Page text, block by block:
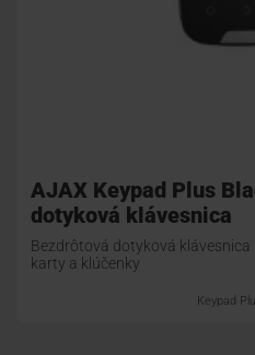
AJAX Keypad Plus
dotyková klávesnica
Bezdrôtová dotyková
karty a klúčenky
Keypad